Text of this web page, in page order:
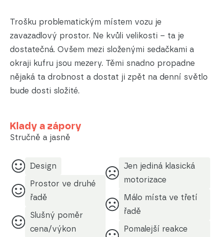
Trošku problematickým místem vozu je
zavazadlový prostor. Ne kvůli velikosti – ta je
dostatečná. Ovšem mezi složenými sedačkami a
okraji kufru jsou mezery. Těmi snadno propadne
nějaká ta drobnost a dostat ji zpět na denní světlo
bude dosti složité.
Klady a zápory
Stručně a jasně
Design
Prostor ve druhé
řadě
Slušný poměr
cena/výkon
Jen jediná klasická
motorizace
Málo místa ve třetí
řadě
Pomalejší reakce